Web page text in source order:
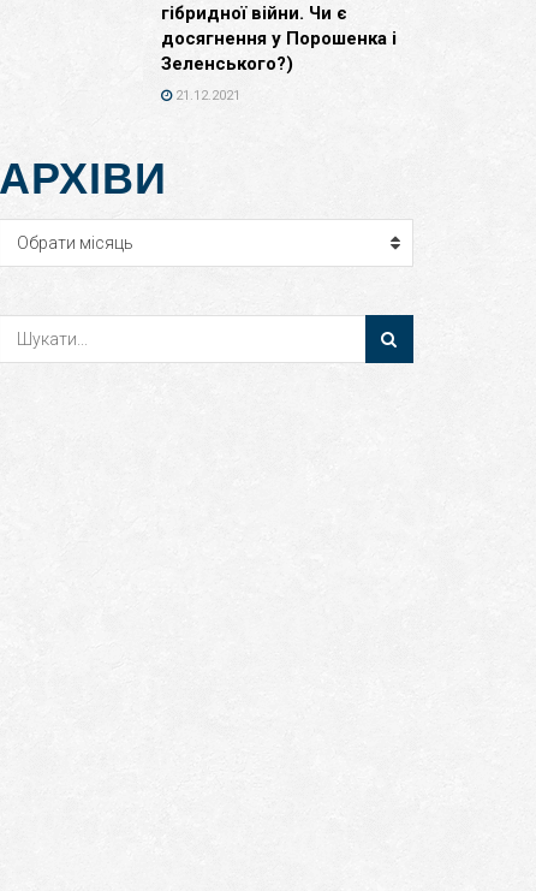
гібридної війни. Чи є
досягнення у Порошенка і
Зеленського?)
21.12.2021
АРХІВИ
Архіви
Обрати місяць